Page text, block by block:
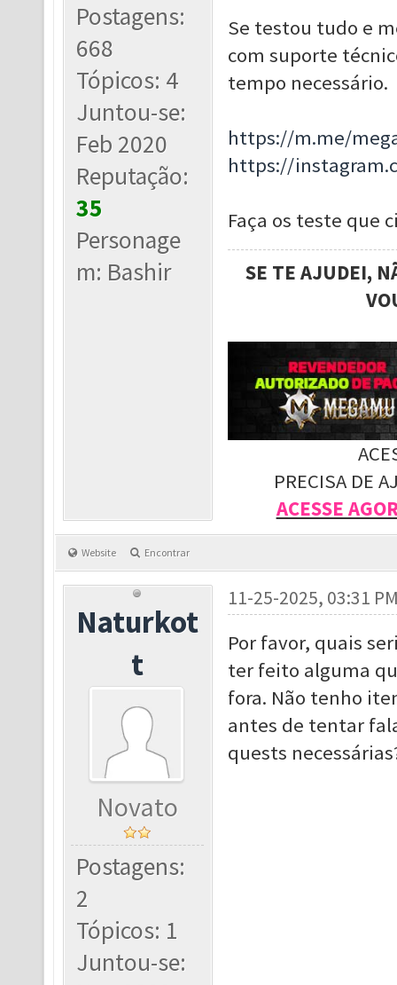
Postagens:
668
Tópicos: 4
Juntou-se:
Feb 2020
Reputação:
35
Personage
m: Bashir
Se testou tudo e
com suporte
tempo necessário.
https://m.me/
https://
Faça os teste que
SE TE AJUDEI,
PRECISA DE
ACESSE
Website Encontrar
Naturkot
t
Novato
Postagens:
2
Tópicos: 1
Juntou-se:
11-25-2025, 03:31
Por favor, quais
ter feito alguma
fora. Não tenho
antes de tentar
quests